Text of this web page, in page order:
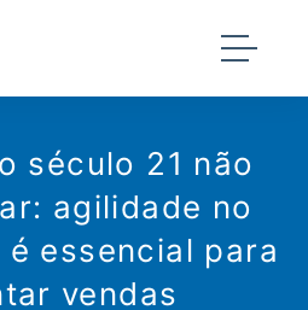
século 21 não
agilidade no
essencial para
vendas